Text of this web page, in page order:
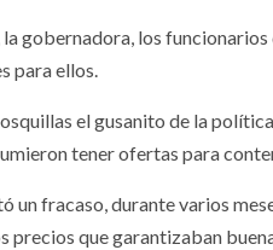
gobernadora, los
para ellos.
el gusanito de la
tener ofertas para
fracaso, durante varios
precios que garantizaban